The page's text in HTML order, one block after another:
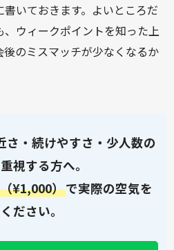
いておきます。よいところだ
ウィークポイントを知った上
のミスマッチが少なくなるか
さ・続けやすさ・少人数の
視する方へ。
¥1,000）で実際の空気を
ださい。